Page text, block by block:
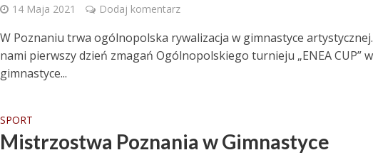
14 Maja 2021 Dodaj komentarz
W Poznaniu trwa ogólnopolska rywalizacja w gimnastyce
nami pierwszy dzień zmagań Ogólnopolskiego turnieju „ENEA CUP” w
gimnastyce...
SPORT
Mistrzostwa Poznania w Gimnastyce